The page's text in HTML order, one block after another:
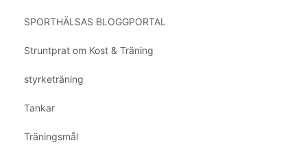
SPORTHÄLSAS BLOGGPORTAL
Struntprat om Kost & Träning
styrketräning
Tankar
Träningsmål